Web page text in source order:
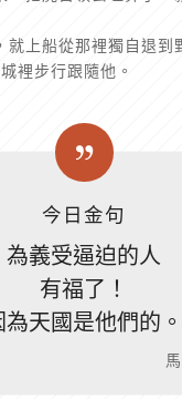
就上船從那裡獨自退到
裡步行跟隨他。
今日金句
為義受逼迫的人
有福了！
為天國是他們的。